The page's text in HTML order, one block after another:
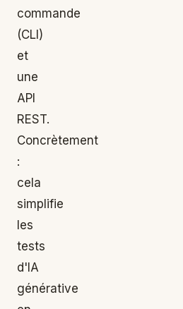
commande
(CLI)
et
une
API
REST.
Concrètement
:
cela
simplifie
les
tests
d'IA
générative